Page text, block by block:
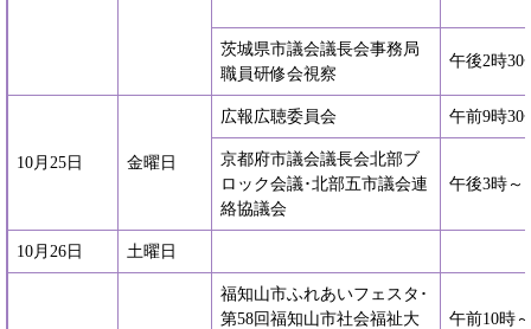
茨城県市議会議長会事務局
職員研修会視察
午後2時30
10月25日 金曜日
広報広聴委員会 午前9時30
京都府市議会議長会北部ブ
ロック会議･北部五市議会連
絡協議会
午後3時～
10月26日 土曜日
福知山市ふれあいフェスタ･
第58回福知山市社会福祉大
午前10時～